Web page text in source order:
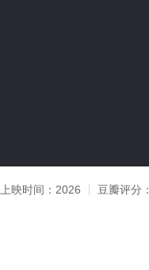
上映时间： 2026 豆瓣评分：